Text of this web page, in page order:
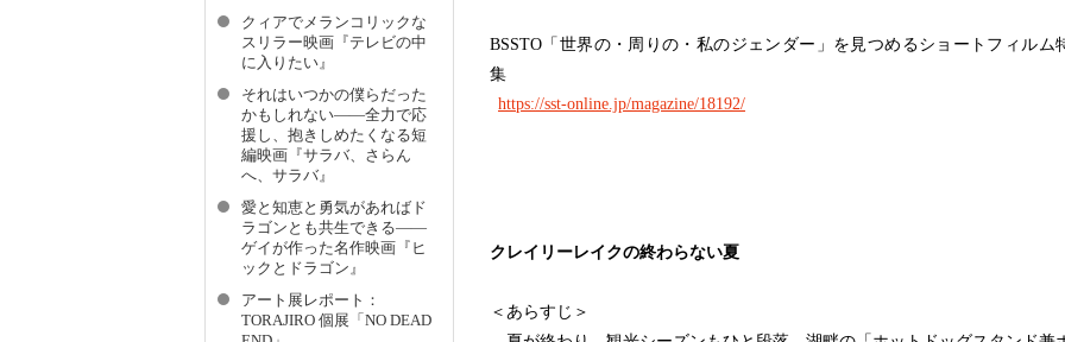
BSSTO「世界の・周りの・私のジェンダー」を見つめるショートフィルム
集
https://sst-online.jp/magazine/18192/
クレイリーレイクの終わらない夏
＜あらすじ＞
クィアでメランコリックな
スリラー映画『テレビの中
に入りたい』
それはいつかの僕らだった
かもしれない――全力で応
援し、抱きしめたくなる短
編映画『サラバ、さらん
へ、サラバ』
愛と知恵と勇気があればド
ラゴンとも共生できる――
ゲイが作った名作映画『ヒ
ックとドラゴン』
アート展レポート：
TORAJIRO 個展「NO DEAD